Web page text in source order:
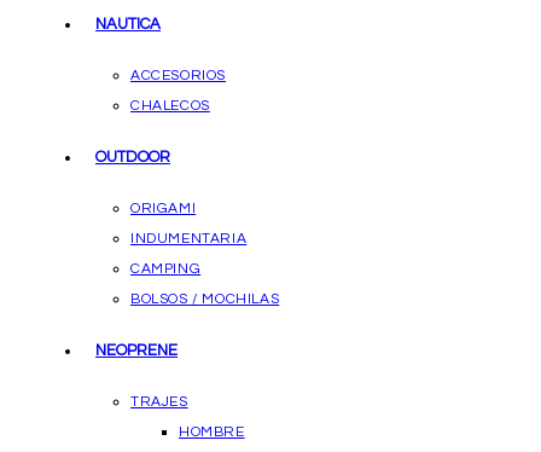
NAUTICA
ACCESORIOS
CHALECOS
OUTDOOR
ORIGAMI
INDUMENTARIA
CAMPING
BOLSOS / MOCHILAS
NEOPRENE
TRAJES
HOMBRE